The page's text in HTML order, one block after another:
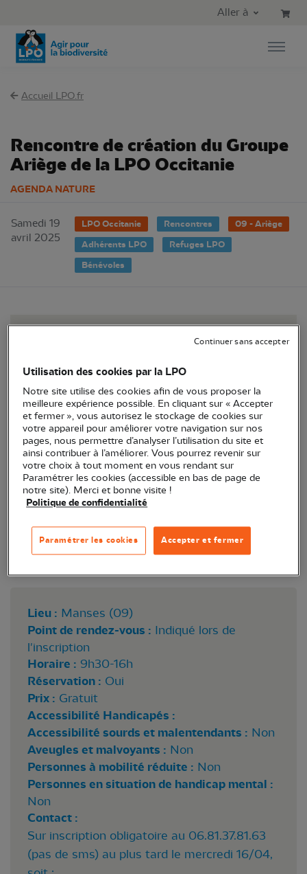
Aller au menu principal
Aller à
Accueil LPO.fr
Rencontre de création du Groupe
Ariège de la LPO Occitanie
AGENDA NATURE
Samedi 19
avril 2025
LPO Occitanie Rencontres
09 - Ariège
Adhérents LPO
Refuges LPO
Bénévoles
2024 et en février 2025, nous invitons les
personnes qui souhaiteraient s'investir dans la
création du Groupe Ariège de la LPO Occitanie à
une rencontre de printemps lesamedi 19/04 à
Manses (09).
Lieu : Manses (09)
Point de rendez-vous : Indiqué lors de
l'inscription
Horaire : 9h30-16h
Réservation : Oui
Prix : Gratuit
Accessibilité Handicapés :
Accessibilité sourds et malentendants : Non
Aveugles et malvoyants : Non
Personnes à mobilité réduite : Non
Personnes en situation de handicap mental :
Non
Contact :
Sur inscription obligatoire au 06.81.37.81.63
(pas de sms) au plus tard le mercredi 16/04,
Utilisation des cookies par la LPO
Notre site utilise des cookies afin de vous proposer la
meilleure expérience possible. En cliquant sur « Accepter
et fermer », vous autorisez le stockage de cookies sur
votre appareil pour améliorer votre navigation sur nos
pages, nous permettre d’analyser l’utilisation du site et
ainsi contribuer à l’améliorer. Vous pourrez revenir sur
votre choix à tout moment en vous rendant sur
Paramétrer les cookies (accessible en bas de page de
notre site). Merci et bonne visite !
Politique de confidentialité
Accepter et fermer
Paramétrer les cookies
Continuer sans accepter